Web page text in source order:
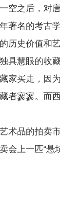
空之后，对
著名的考古
历史价值和
具慧眼的收
家买走，因
者寥寥。而
品的拍卖市
会上一匹“